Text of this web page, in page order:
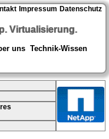
Impressum Datenschutz
Virtualisierung.
uns Technik-Wissen